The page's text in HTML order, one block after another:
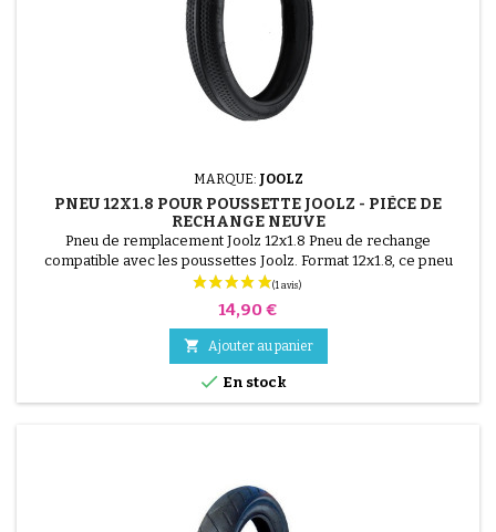
MARQUE: JOOLZ
PNEU 12X1.8 POUR POUSSETTE JOOLZ - PIÈCE DE
RECHANGE NEUVE
Pneu de remplacement Joolz 12x1.8 Pneu de rechange
compatible avec les poussettes Joolz. Format 12x1.8, ce pneu
permet de remplacer un pneu usé tout en conservant la roue
d'origine. Montage avec chambre à air (non incluse).
Prix
14,90 €
 Ajouter au panier
 En stock